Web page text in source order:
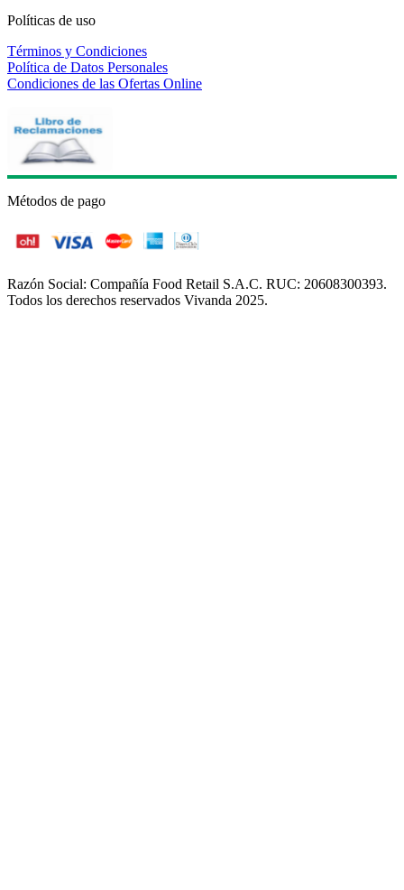
Políticas de uso
Términos y Condiciones
Política de Datos Personales
Condiciones de las Ofertas Online
Métodos de pago
Razón Social: Compañía Food Retail S.A.C. RUC: 20608300393.
Todos los derechos reservados Vivanda 2025.